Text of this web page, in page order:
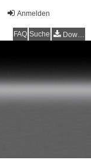
Anmelden
FAQ Suche Downloads